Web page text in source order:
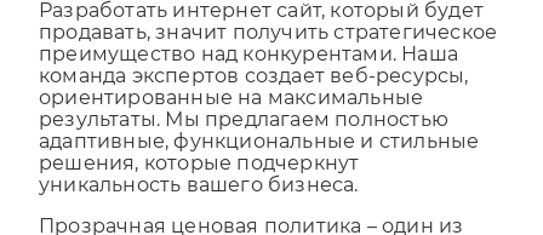
Разработать интернет сайт, который будет
продавать, значит получить стратегическое
преимущество над конкурентами. Наша
команда экспертов создает веб-ресурсы,
ориентированные на максимальные
результаты. Мы предлагаем полностью
адаптивные, функциональные и стильные
решения, которые подчеркнут